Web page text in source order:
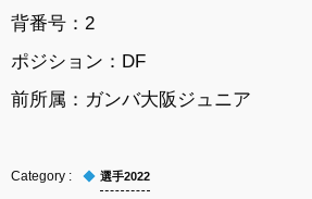
背番号：2
ポジション：DF
前所属：ガンバ大阪ジュニア
選手2022